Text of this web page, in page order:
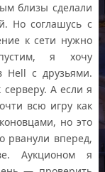
близы сделали
Но соглашусь с
к сети нужно
я хочу
Hell с друзьями.
А если я
всю игру как
но это
рванули вперед,
Аукционом я